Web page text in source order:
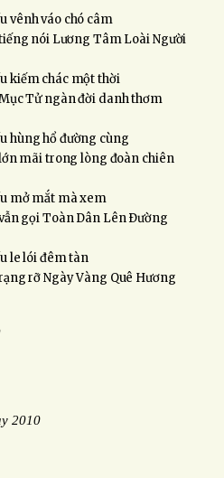
vênh váo chó câm
nói Lương Tâm Loài Người
kiếm chác một thời
Tử ngàn đời danh thơm
hùng hổ đường cùng
mãi trong lòng đoàn chiên
mở mắt mà xem
gọi Toàn Dân Lên Ðường
le lói đêm tàn
rỡ Ngày Vàng Quê Hương
2010